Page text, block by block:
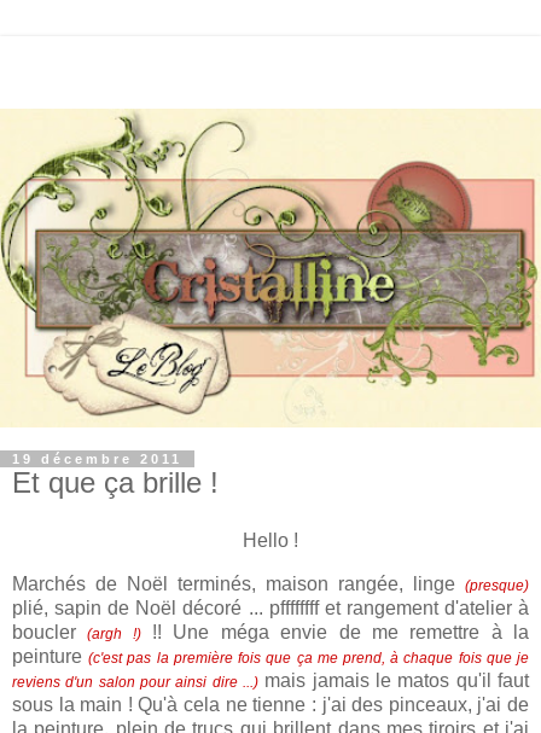
19 décembre 2011
Et que ça brille !
Hello !
Marchés de Noël terminés, maison rangée, linge (presque)
plié, sapin de Noël décoré ... pffffffff et rangement d'atelier à
boucler(argh !)!! Une méga envie de me remettre à la
peinture(c'est pas la première fois que ça me prend, à chaque fois que je
reviens d'un salon pour ainsi dire ...) mais jamais le matos qu'il faut
sous la main ! Qu'à cela ne tienne : j'ai des pinceaux, j'ai de
la peinture, plein de trucs qui brillent dans mes tiroirs et j'ai